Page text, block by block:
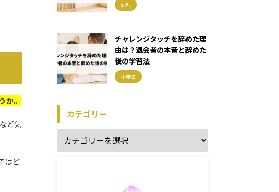
。
ど気
はど
幼児
チャレンジタッチを辞めた理
由は？退会者の本音と辞めた
後の学習法
小学生
カテゴリー